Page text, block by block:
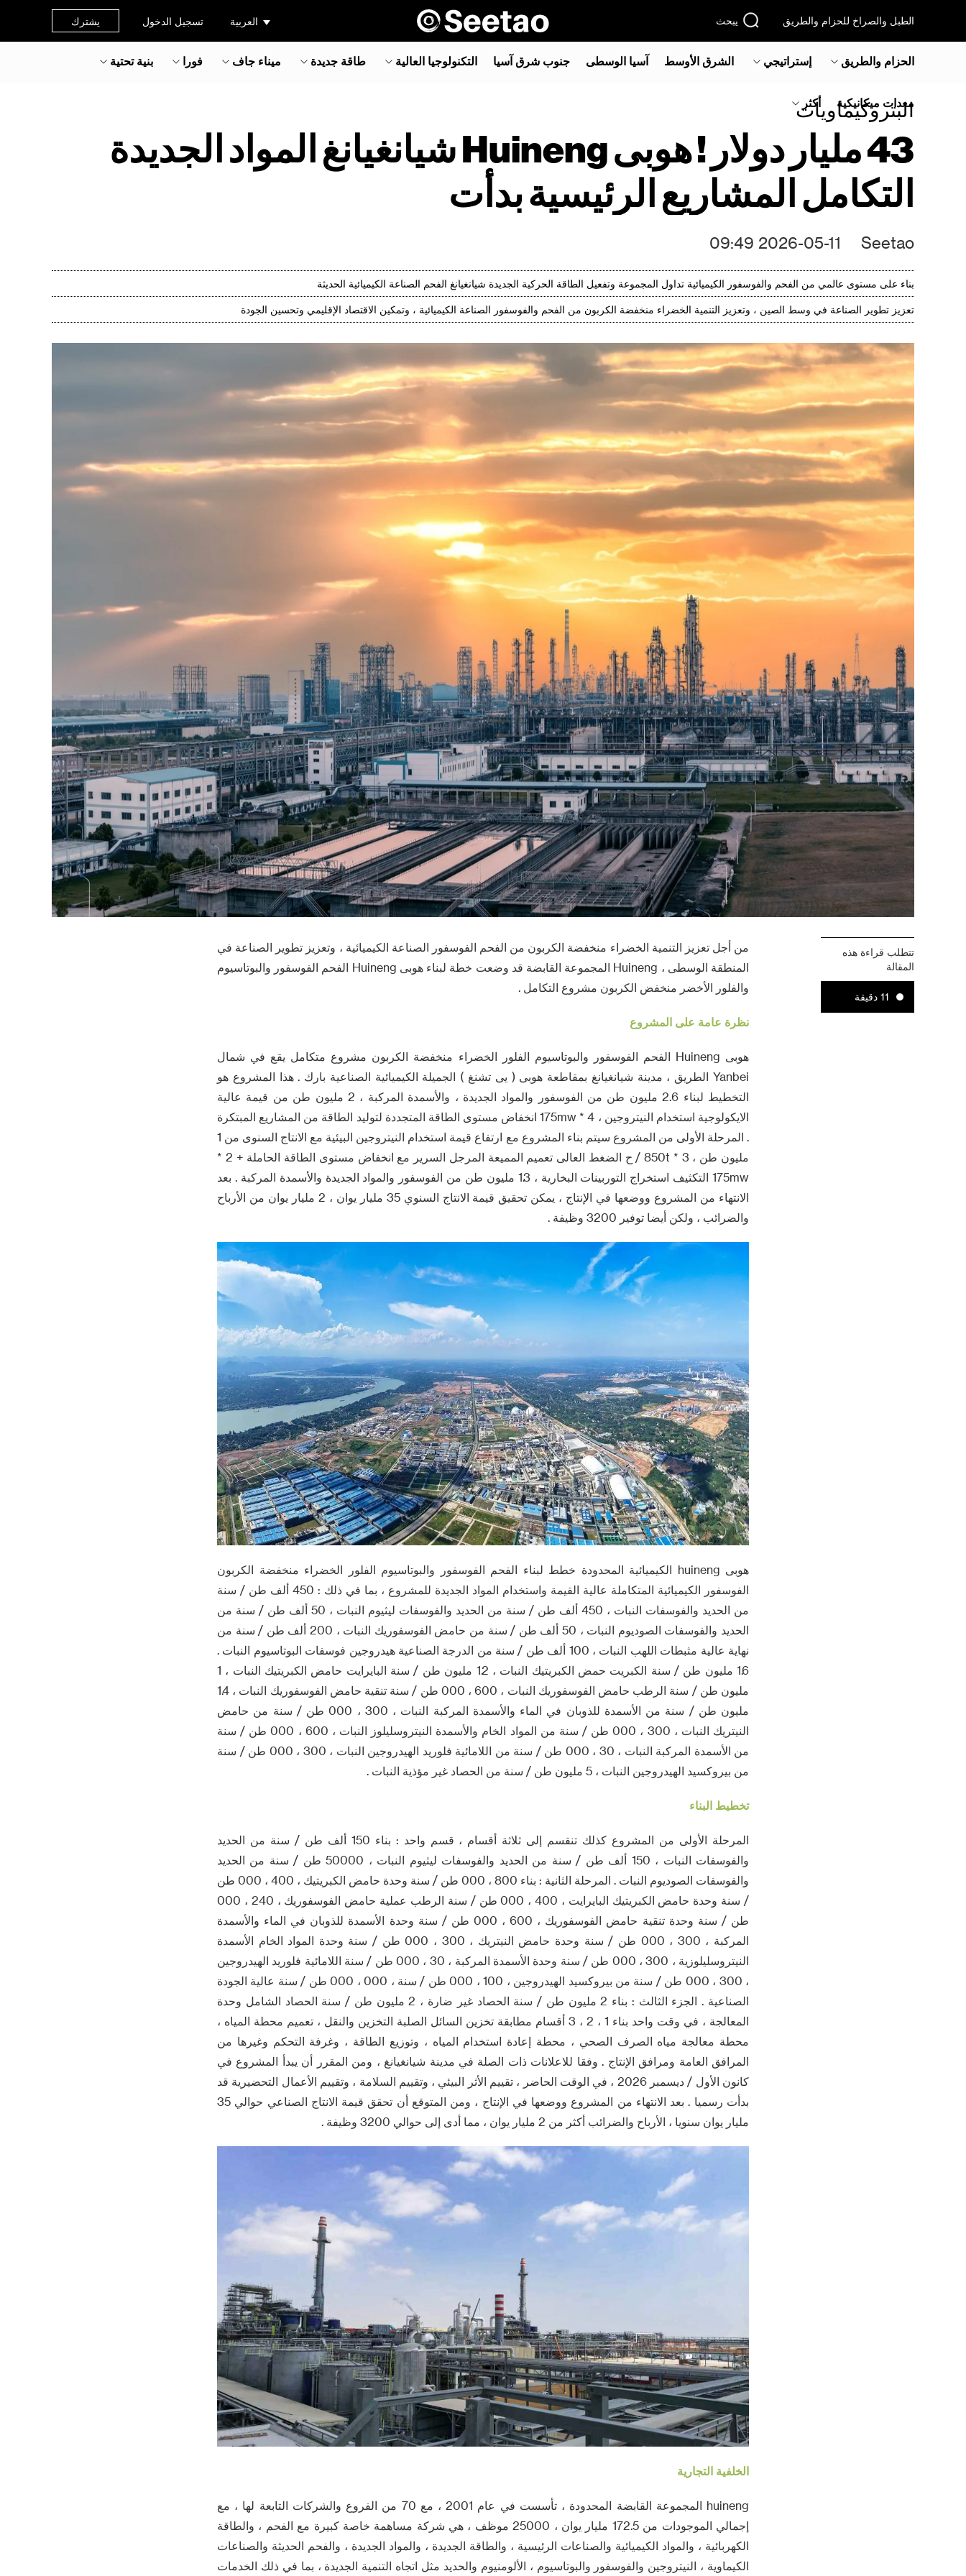
الطبل والصراخ للحزام والطريق يبحث العربية تسجيل الدخول يشترك
الحزام والطريق إستراتيجي الشرق الأوسط‎ آسيا الوسطى جنوب شرق آسيا‎ التكنولوجيا العالية طاقة جديدة ميناء جاف فورا بنية تحتية
معدات ميكانيكية أكثر
البتروكيماويات
43 مليار دولار ! هوبى Huineng شيانغيانغ المواد الجديدة
التكامل المشاريع الرئيسية بدأت
Seetao
2026-05-11 09:49
بناء على مستوى عالمي من الفحم والفوسفور الكيميائية تداول المجموعة وتفعيل الطاقة الحركية الجديدة شيانغيانغ الفحم الصناعة الكيميائية الحديثة
تعزيز تطوير الصناعة في وسط الصين ، وتعزيز التنمية الخضراء منخفضة الكربون من الفحم والفوسفور الصناعة الكيميائية ، وتمكين الاقتصاد الإقليمي وتحسين الجودة
تتطلب قراءة هذه
المقالة
11 دقيقة
من أجل تعزيز التنمية الخضراء منخفضة الكربون من الفحم الفوسفور الصناعة الكيميائية ، وتعزيز تطوير الصناعة في
المنطقة الوسطى ، Huineng المجموعة القابضة قد وضعت خطة لبناء هوبى Huineng الفحم الفوسفور والبوتاسيوم
والفلور الأخضر منخفض الكربون مشروع التكامل .
نظرة عامة على المشروع
هوبى Huineng الفحم الفوسفور والبوتاسيوم الفلور الخضراء منخفضة الكربون مشروع متكامل يقع في شمال
Yanbei الطريق ، مدينة شيانغيانغ بمقاطعة هوبى ( يى تشنغ ) الجميلة الكيميائية الصناعية بارك . هذا المشروع هو
التخطيط لبناء 2.6 مليون طن من الفوسفور والمواد الجديدة ، والأسمدة المركبة ، 2 مليون طن من قيمة عالية
الايكولوجية استخدام النيتروجين ، 4 * 175mw انخفاض مستوى الطاقة المتجددة لتوليد الطاقة من المشاريع المبتكرة
. المرحلة الأولى من المشروع سيتم بناء المشروع مع ارتفاع قيمة استخدام النيتروجين البيئية مع الانتاج السنوى من 1
مليون طن ، 3 * 850t / ح الضغط العالى تعميم المميعة المرجل السرير مع انخفاض مستوى الطاقة الحاملة + 2 *
175mw التكثيف استخراج التوربينات البخارية ، 1.3 مليون طن من الفوسفور والمواد الجديدة والأسمدة المركبة . بعد
الانتهاء من المشروع ووضعها في الإنتاج ، يمكن تحقيق قيمة الانتاج السنوي 35 مليار يوان ، 2 مليار يوان من الأرباح
والضرائب ، ولكن أيضا توفير 3200 وظيفة .
هوبى huineng الكيميائية المحدودة خطط لبناء الفحم الفوسفور والبوتاسيوم الفلور الخضراء منخفضة الكربون
الفوسفور الكيميائية المتكاملة عالية القيمة واستخدام المواد الجديدة للمشروع ، بما في ذلك : 450 ألف طن / سنة
من الحديد والفوسفات النبات ، 450 ألف طن / سنة من الحديد والفوسفات ليثيوم النبات ، 50 ألف طن / سنة من
الحديد والفوسفات الصوديوم النبات ، 50 ألف طن / سنة من حامض الفوسفوريك النبات ، 200 ألف طن / سنة من
نهاية عالية مثبطات اللهب النبات ، 100 ألف طن / سنة من الدرجة الصناعية هيدروجين فوسفات البوتاسيوم النبات .
1.6 مليون طن / سنة الكبريت حمض الكبريتيك النبات ، 1.2 مليون طن / سنة البايرايت حامض الكبريتيك النبات ، 1
مليون طن / سنة الرطب حامض الفوسفوريك النبات ، 600 ، 000 طن / سنة تنقية حامض الفوسفوريك النبات ، 1.4
مليون طن / سنة من الأسمدة للذوبان في الماء والأسمدة المركبة النبات ، 300 ، 000 طن / سنة من حامض
النيتريك النبات ، 300 ، 000 طن / سنة من المواد الخام والأسمدة النيتروسليلوز النبات ، 600 ، 000 طن / سنة
من الأسمدة المركبة النبات ، 30 ، 000 طن / سنة من اللامائية فلوريد الهيدروجين النبات ، 300 ، 000 طن / سنة
من بيروكسيد الهيدروجين النبات ، 5 مليون طن / سنة من الحصاد غير مؤذية النبات .
تخطيط البناء
المرحلة الأولى من المشروع كذلك تنقسم إلى ثلاثة أقسام ، قسم واحد : بناء 150 ألف طن / سنة من الحديد
والفوسفات النبات ، 150 ألف طن / سنة من الحديد والفوسفات ليثيوم النبات ، 50000 طن / سنة من الحديد
والفوسفات الصوديوم النبات . المرحلة الثانية : بناء 800 ، 000 طن / سنة وحدة حامض الكبريتيك ، 400 ، 000 طن
/ سنة وحدة حامض الكبريتيك البايرايت ، 400 ، 000 طن / سنة الرطب عملية حامض الفوسفوريك ، 240 ، 000
طن / سنة وحدة تنقية حامض الفوسفوريك ، 600 ، 000 طن / سنة وحدة الأسمدة للذوبان في الماء والأسمدة
المركبة ، 300 ، 000 طن / سنة وحدة حامض النيتريك ، 300 ، 000 طن / سنة وحدة المواد الخام الأسمدة
النيتروسليلوزية ، 300 ، 000 طن / سنة وحدة الأسمدة المركبة ، 30 ، 000 طن / سنة اللامائية فلوريد الهيدروجين
، 300 ، 000 طن / سنة من بيروكسيد الهيدروجين ، 100 ، 000 طن / سنة ، 000 ، 000 طن / سنة عالية الجودة
الصناعية . الجزء الثالث : بناء 2 مليون طن / سنة الحصاد غير ضارة ، 2 مليون طن / سنة الحصاد الشامل وحدة
المعالجة ، في وقت واحد بناء 1 ، 2 ، 3 أقسام مطابقة تخزين السائل الصلبة التخزين والنقل ، تعميم محطة المياه ،
محطة معالجة مياه الصرف الصحي ، محطة إعادة استخدام المياه ، وتوزيع الطاقة ، وغرفة التحكم وغيرها من
المرافق العامة ومرافق الإنتاج . وفقا للاعلانات ذات الصلة في مدينة شيانغيانغ ، ومن المقرر أن يبدأ المشروع في
كانون الأول / ديسمبر 2026 ، في الوقت الحاضر ، تقييم الأثر البيئي ، وتقييم السلامة ، وتقييم الأعمال التحضيرية قد
بدأت رسميا . بعد الانتهاء من المشروع ووضعها في الإنتاج ، ومن المتوقع أن تحقق قيمة الانتاج الصناعي حوالي 35
مليار يوان سنويا ، الأرباح والضرائب أكثر من 2 مليار يوان ، مما أدى إلى حوالي 3200 وظيفة .
الخلفية التجارية
huineng المجموعة القابضة المحدودة ، تأسست في عام 2001 ، مع 70 من الفروع والشركات التابعة لها ، مع
إجمالي الموجودات من 172.5 مليار يوان ، 25000 موظف ، هي شركة مساهمة خاصة كبيرة مع الفحم ، والطاقة
الكهربائية ، والمواد الكيميائية والصناعات الرئيسية ، والطاقة الجديدة ، والمواد الجديدة ، والفحم الحديثة والصناعات
الكيماوية ، النيتروجين والفوسفور والبوتاسيوم ، الألومنيوم والحديد مثل اتجاه التنمية الجديدة ، بما في ذلك الخدمات